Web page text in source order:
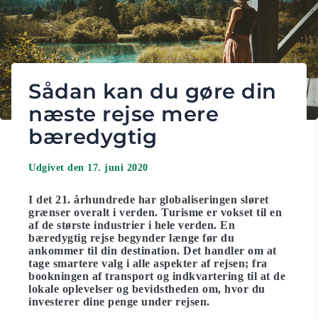
Sådan kan du gøre din
næste rejse mere
bæredygtig
Udgivet den 17. juni 2020
I det 21. århundrede har globaliseringen sløret
grænser overalt i verden. Turisme er vokset til en
af ​​de største industrier i hele verden. En
bæredygtig rejse begynder længe før du
ankommer til din destination. Det handler om at
tage smartere valg i alle aspekter af rejsen; fra
bookningen af transport og indkvartering til at de
lokale oplevelser og bevidstheden om, hvor du
investerer dine penge under rejsen.